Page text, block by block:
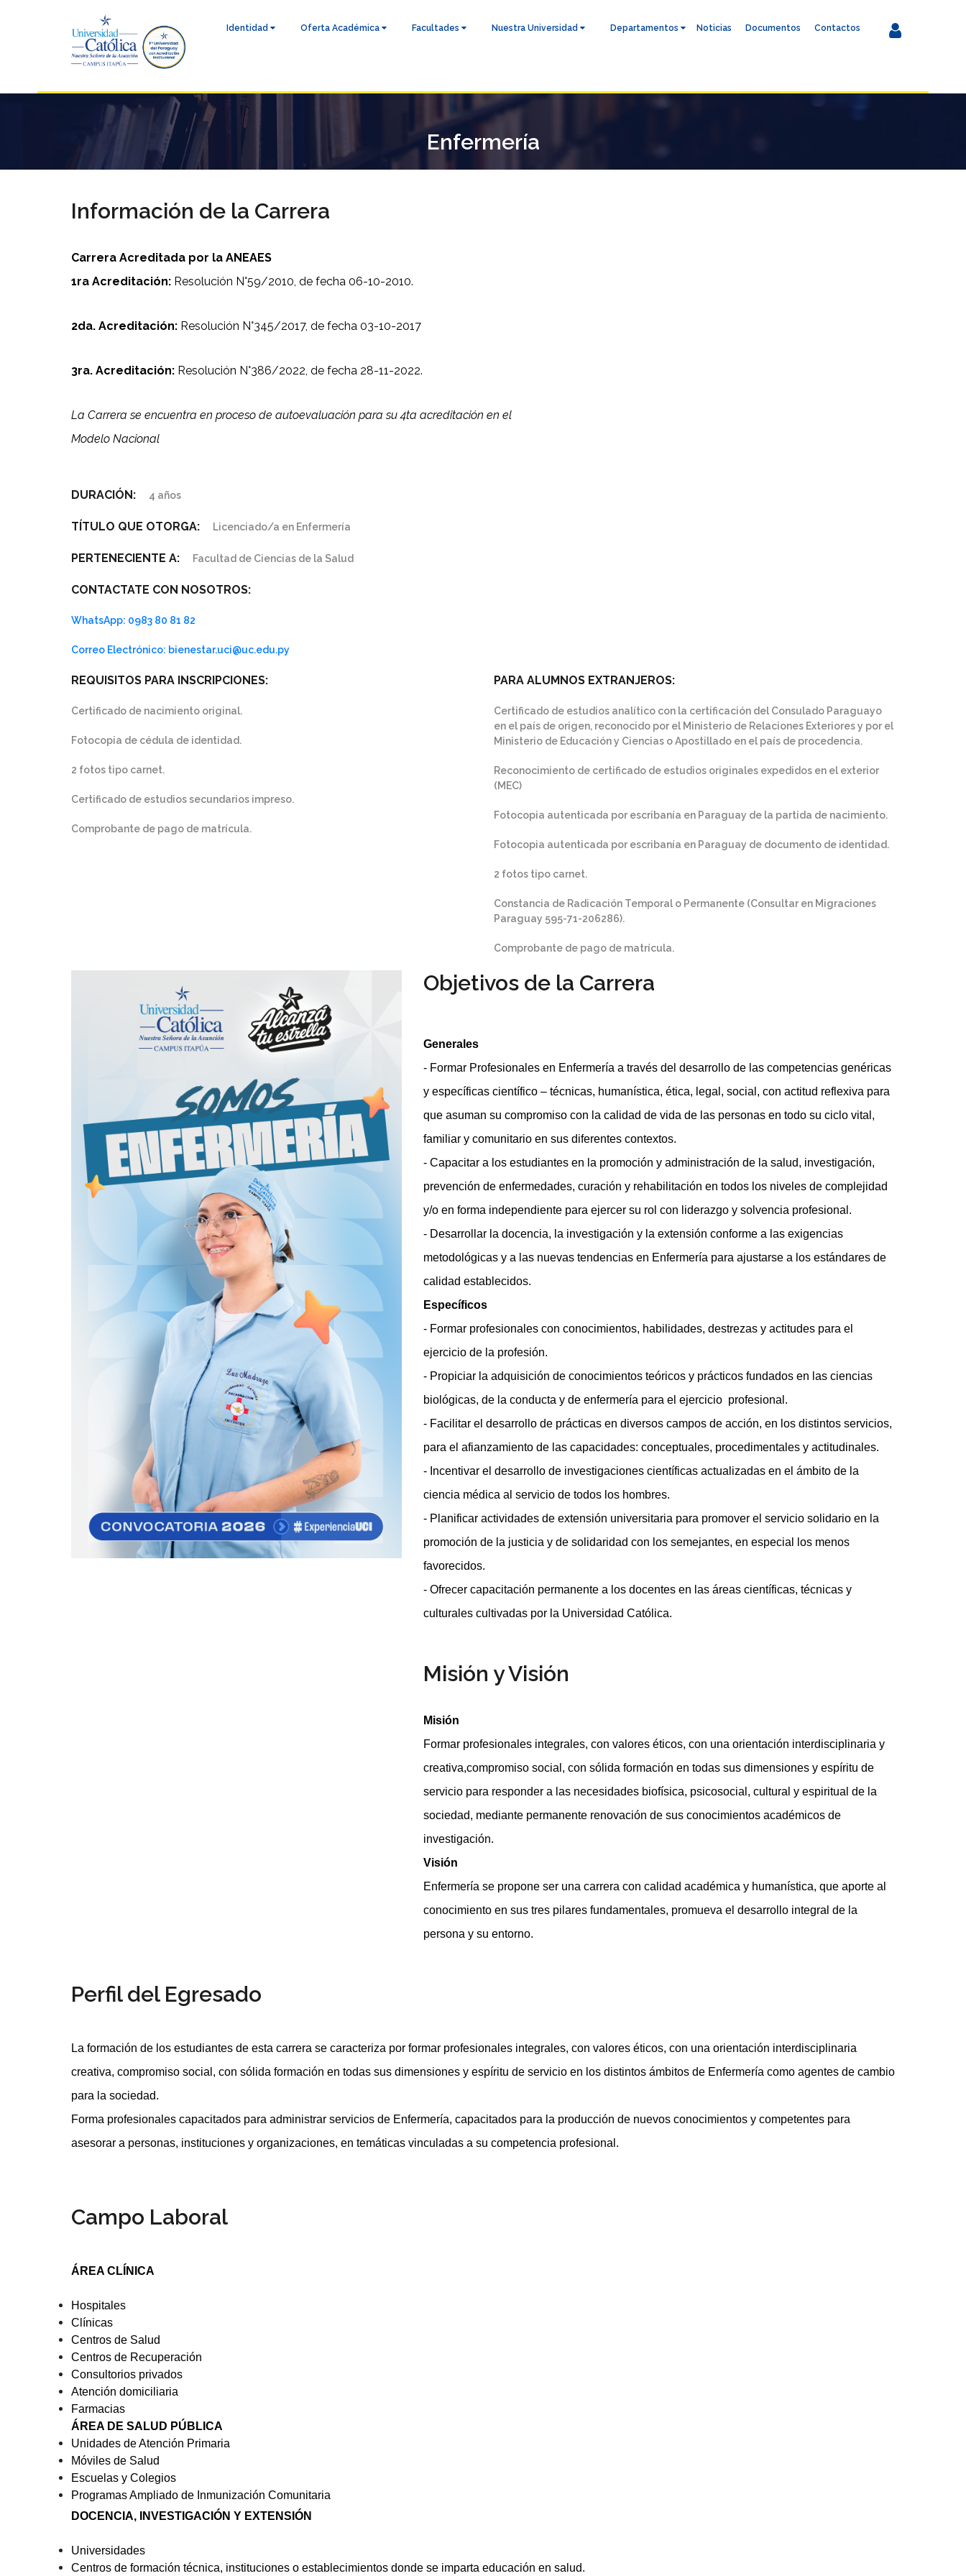
Identidad Oferta Académica Facultades Nuestra Universidad Departamentos Noticias Documentos Contactos
Enfermería
Información de la Carrera
Carrera Acreditada por la ANEAES
1ra Acreditación: Resolución N°59/2010, de fecha 06-10-2010.
2da. Acreditación: Resolución N°345/2017, de fecha 03-10-2017
3ra. Acreditación: Resolución N°386/2022, de fecha 28-11-2022.
La Carrera se encuentra en proceso de autoevaluación para su 4ta acreditación en el
Modelo Nacional
DURACIÓN: 4 años
TÍTULO QUE OTORGA: Licenciado/a en Enfermería
PERTENECIENTE A: Facultad de Ciencias de la Salud
CONTACTATE CON NOSOTROS:
WhatsApp: 0983 80 81 82
Correo Electrónico: bienestar.uci@uc.edu.py
REQUISITOS PARA INSCRIPCIONES:
Certificado de nacimiento original.
Fotocopia de cédula de identidad.
2 fotos tipo carnet.
Certificado de estudios secundarios impreso.
Comprobante de pago de matrícula.
PARA ALUMNOS EXTRANJEROS:
Certificado de estudios analítico con la certificación del Consulado Paraguayo
en el país de origen, reconocido por el Ministerio de Relaciones Exteriores y por el
Ministerio de Educación y Ciencias o Apostillado en el país de procedencia.
Reconocimiento de certificado de estudios originales expedidos en el exterior
(MEC)
Fotocopia autenticada por escribanía en Paraguay de la partida de nacimiento.
Fotocopia autenticada por escribanía en Paraguay de documento de identidad.
2 fotos tipo carnet.
Constancia de Radicación Temporal o Permanente (Consultar en Migraciones
Paraguay 595-71-206286).
Comprobante de pago de matrícula.
Objetivos de la Carrera
Generales
- Formar Profesionales en Enfermería a través del desarrollo de las competencias genéricas
y específicas científico – técnicas, humanística, ética, legal, social, con actitud reflexiva para
que asuman su compromiso con la calidad de vida de las personas en todo su ciclo vital,
familiar y comunitario en sus diferentes contextos.
- Capacitar a los estudiantes en la promoción y administración de la salud, investigación,
prevención de enfermedades, curación y rehabilitación en todos los niveles de complejidad
y/o en forma independiente para ejercer su rol con liderazgo y solvencia profesional.
- Desarrollar la docencia, la investigación y la extensión conforme a las exigencias
metodológicas y a las nuevas tendencias en Enfermería para ajustarse a los estándares de
calidad establecidos.
Específicos
- Formar profesionales con conocimientos, habilidades, destrezas y actitudes para el
ejercicio de la profesión.
- Propiciar la adquisición de conocimientos teóricos y prácticos fundados en las ciencias
biológicas, de la conducta y de enfermería para el ejercicio profesional.
- Facilitar el desarrollo de prácticas en diversos campos de acción, en los distintos servicios,
para el afianzamiento de las capacidades: conceptuales, procedimentales y actitudinales.
- Incentivar el desarrollo de investigaciones científicas actualizadas en el ámbito de la
ciencia médica al servicio de todos los hombres.
- Planificar actividades de extensión universitaria para promover el servicio solidario en la
promoción de la justicia y de solidaridad con los semejantes, en especial los menos
favorecidos.
- Ofrecer capacitación permanente a los docentes en las áreas científicas, técnicas y
culturales cultivadas por la Universidad Católica.
Misión y Visión
Misión
Formar profesionales integrales, con valores éticos, con una orientación interdisciplinaria y
creativa,compromiso social, con sólida formación en todas sus dimensiones y espíritu de
servicio para responder a las necesidades biofísica, psicosocial, cultural y espiritual de la
sociedad, mediante permanente renovación de sus conocimientos académicos de
investigación.
Visión
Enfermería se propone ser una carrera con calidad académica y humanística, que aporte al
conocimiento en sus tres pilares fundamentales, promueva el desarrollo integral de la
persona y su entorno.
Perfil del Egresado
La formación de los estudiantes de esta carrera se caracteriza por formar profesionales integrales, con valores éticos, con una orientación interdisciplinaria
creativa, compromiso social, con sólida formación en todas sus dimensiones y espíritu de servicio en los distintos ámbitos de Enfermería como agentes de cambio
para la sociedad.
Forma profesionales capacitados para administrar servicios de Enfermería, capacitados para la producción de nuevos conocimientos y competentes para
asesorar a personas, instituciones y organizaciones, en temáticas vinculadas a su competencia profesional.
Campo Laboral
ÁREA CLÍNICA
Hospitales
Clínicas
Centros de Salud
Centros de Recuperación
Consultorios privados
Atención domiciliaria
Farmacias
ÁREA DE SALUD PÚBLICA
Unidades de Atención Primaria
Móviles de Salud
Escuelas y Colegios
Programas Ampliado de Inmunización Comunitaria
DOCENCIA, INVESTIGACIÓN Y EXTENSIÓN
Universidades
Centros de formación técnica, instituciones o establecimientos donde se imparta educación en salud.